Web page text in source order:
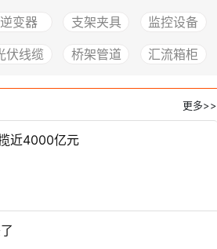
逆变器 支架夹具 监控设备
伏线缆 桥架管道 汇流箱柜
更多>>
近4000亿元